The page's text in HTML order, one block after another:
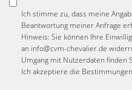
Ich stimme zu, dass meine
Beantwortung meiner Anfrage
Hinweis: Sie können Ihre
an info@cvm-chevalier.de
Umgang mit Nutzerdaten finden
Ich akzeptiere die